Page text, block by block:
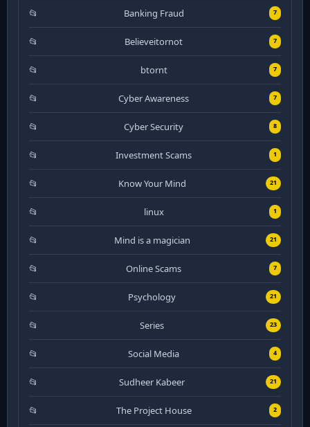
Banking Fraud 7
Believeitornot 7
btornt 7
Cyber Awareness 7
Cyber Security 8
Investment Scams 1
Know Your Mind 21
linux 1
Mind is a magician 21
Online Scams 7
Psychology 21
Series 23
Social Media 4
Sudheer Kabeer 21
The Project House 2